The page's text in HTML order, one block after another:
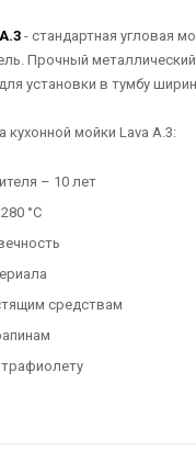
- стандартная угловая
Прочный
установки в тумбу
мойки Lava A.3:
– 10 лет
°С
средствам